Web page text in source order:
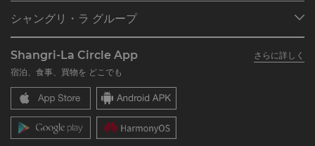
レストラン＆バー
シャングリ・ラ サークルに入会
よくあるお問合せや質問
SLCに関するお問い合わせ
シャングリ・ラ グループ
シャングリ・ラ ブランド
シャングリ・ラ センター
レジデンス
お問い合わせ
採用情報
企業の社会的責任
ニュース
Shangri-La Circle App
さらに詳しく
宿泊、食事、買物を どこでも